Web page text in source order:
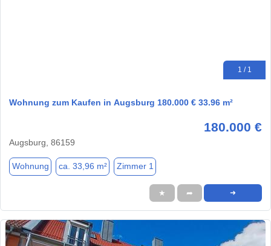
1 / 1
Wohnung zum Kaufen in Augsburg 180.000 € 33.96 m²
180.000 €
Augsburg, 86159
Wohnung ca. 33,96 m² Zimmer 1
★ ➦ ➜